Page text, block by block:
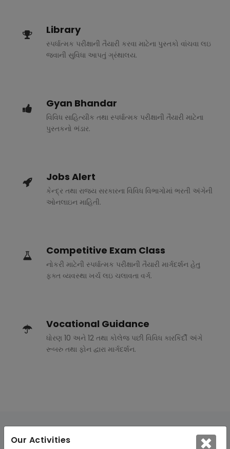
Our Activities
Library
સ્પર્ધાત્મક પરીક્ષાની તૈયારી કરવા માટેના પુસ્તકો વાંચવા લઇ
જવાની સુવિધા આપતું ગ્રંથાલય.
Gyan Bhandar
વિવિધ સાહિત્યીક તથા સ્પર્ધાત્મક પરીક્ષાની તૈયારી માટેના
પુસ્તકનો ભંડાર.
Jobs Alert
કેન્દ્ર તથા રાજ્ય સરકારના વિવિધ વિભાગોમાં ભરતી અંગેની
ઓનલાઇન માહિતી.
Competitive Exam Class
નોકરી માટેની સ્પર્ધાત્મક પરીક્ષાની તૈયારી માર્ગદર્શન હેતુ
ફક્ત વ્યવસ્થા ખર્ચ લઇ ચલાવતા વર્ગ.
Vocational Guidance
ધોરણ 10 અને 12 તથા કોલેજ પછી વિવિધ કારકિર્દી અંગે
રૂબરુ તથા ફોન દ્વારા માર્ગદર્શન.